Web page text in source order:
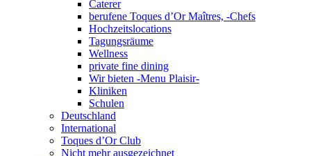
Caterer
berufene Toques d’Or Maîtres, -Chefs
Hochzeitslocations
Tagungsräume
Wellness
private fine dining
Wir bieten -Menu Plaisir-
Kliniken
Schulen
Deutschland
International
Toques d’Or Club
Nicht mehr ausgezeichnet